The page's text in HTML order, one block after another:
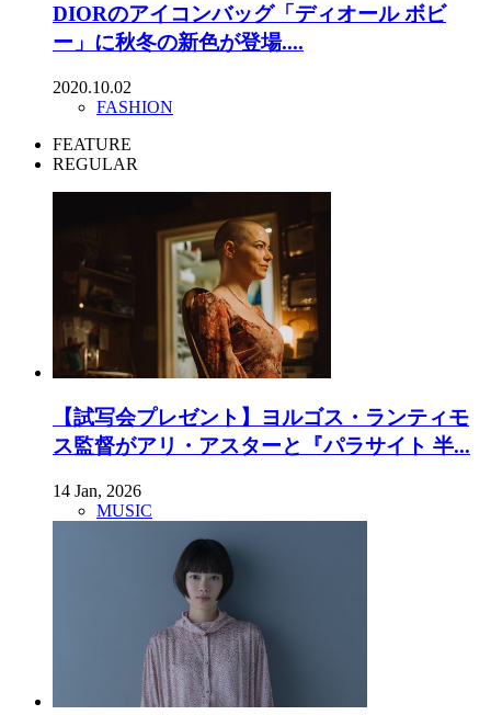
DIORのアイコンバッグ「ディオール ボビ
ー」に秋冬の新色が登場....
2020.10.02
FASHION
FEATURE
REGULAR
【試写会プレゼント】ヨルゴス・ランティモ
ス監督がアリ・アスターと『パラサイト 半...
14 Jan, 2026
MUSIC